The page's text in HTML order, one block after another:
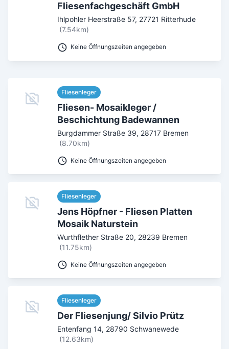
Fliesenfachgeschäft GmbH
Ihlpohler Heerstraße 57, 27721 Ritterhude
(7.54km)
Keine Öffnungszeiten angegeben
Fliesenleger
Fliesen- Mosaikleger /
Beschichtung Badewannen
Burgdammer Straße 39, 28717 Bremen
(8.70km)
Keine Öffnungszeiten angegeben
Fliesenleger
Jens Höpfner - Fliesen Platten
Mosaik Naturstein
Wurthflether Straße 20, 28239 Bremen
(11.75km)
Keine Öffnungszeiten angegeben
Fliesenleger
Der Fliesenjung/ Silvio Prütz
Entenfang 14, 28790 Schwanewede
(12.63km)